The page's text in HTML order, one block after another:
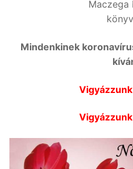
Maczega
Mindenkinek